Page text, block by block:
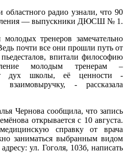
радио узнали, что 90
— выпускники ДЮСШ № 1.
тренеров замечательно
почти все они прошли путь от
впитали философию
молодым тренерам –
дух школы, её ценности -
взаимовыручку, - рассказала
Чернова сообщила, что запись
открывается с 10 августа.
справку от врача
заниматься выбранным видом
ул. Гоголя, 103б, написать